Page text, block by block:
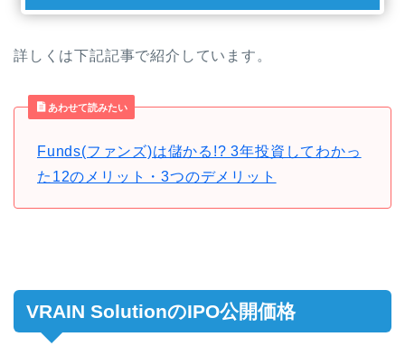
詳しくは下記記事で紹介しています。
あわせて読みたい
Funds(ファンズ)は儲かる!? 3年投資してわかっ
た12のメリット・3つのデメリット
VRAIN SolutionのIPO公開価格